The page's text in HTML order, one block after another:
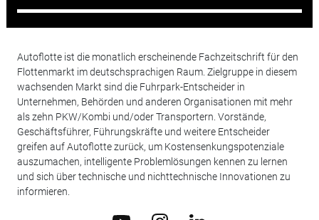
Autoflotte ist die monatlich erscheinende Fachzeitschrift für den
Flottenmarkt im deutschsprachigen Raum. Zielgruppe in diesem
wachsenden Markt sind die Fuhrpark-Entscheider in
Unternehmen, Behörden und anderen Organisationen mit mehr
als zehn PKW/Kombi und/oder Transportern. Vorstände,
Geschäftsführer, Führungskräfte und weitere Entscheider
greifen auf Autoflotte zurück, um Kostensenkungspotenziale
auszumachen, intelligente Problemlösungen kennen zu lernen
und sich über technische und nichttechnische Innovationen zu
informieren.